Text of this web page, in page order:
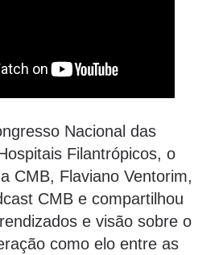
Nacional das
Filantrópicos, o
CMB, Flaviano Ventorim,
CMB e compartilhou
e visão sobre o
como elo entre as